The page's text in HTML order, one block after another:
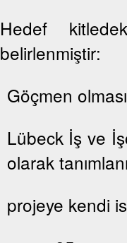
Hedef
belirlenmiştir:
Göçmen
Lübeck İş ve
olarak
projeye kendi